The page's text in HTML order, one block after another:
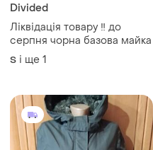
Divided
Ліквідація товару ‼️ до
серпня чорна базова майка
S і ще 1